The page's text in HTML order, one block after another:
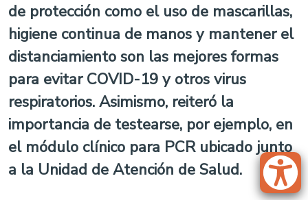
de protección como el uso de mascarillas,
higiene continua de manos y mantener el
distanciamiento son las mejores formas
para evitar COVID-19 y otros virus
respiratorios. Asimismo, reiteró la
importancia de testearse, por ejemplo, en
el módulo clínico para PCR ubicado junto
a la Unidad de Atención de Salud.